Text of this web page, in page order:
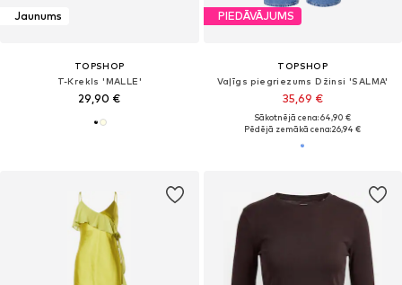
Jaunums
TOPSHOP
T-Krekls 'MALLE'
29,90 €
PIEDĀVĀJUMS
TOPSHOP
Vaļīgs piegriezums Džinsi 'SALMA'
35,69 €
Sākotnējā cena: 64,90 €
Pēdējā zemākā cena:26,94 €